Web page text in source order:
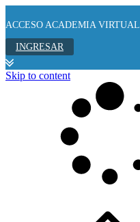
ACCESO ACADEMIA VIRTUAL
INGRESAR
Skip to content